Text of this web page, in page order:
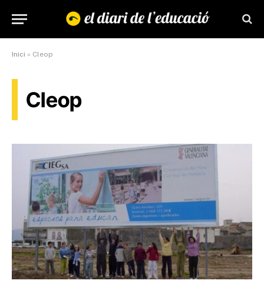
Inici » Cleop
Cleop